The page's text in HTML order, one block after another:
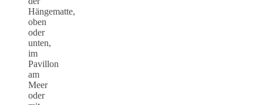
Hängematte,
oben
oder
unten,
im
Pavillon
am
Meer
oder